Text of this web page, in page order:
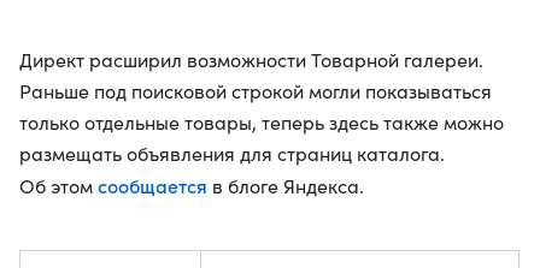
Директ расширил возможности Товарной галереи.
Раньше под поисковой строкой могли показываться
только отдельные товары, теперь здесь также можно
размещать объявления для страниц каталога.
Об этомсообщается в блоге Яндекса.